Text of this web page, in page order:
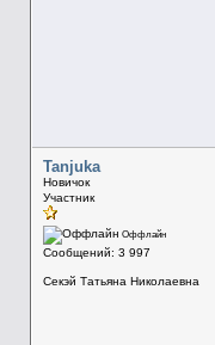
Tanjuka
Новичок
Участник
Оффлайн
Сообщений: 3 997
Секэй Татьяна Николаевна